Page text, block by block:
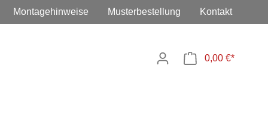
Montagehinweise Musterbestellung Kontakt
0,00 €*